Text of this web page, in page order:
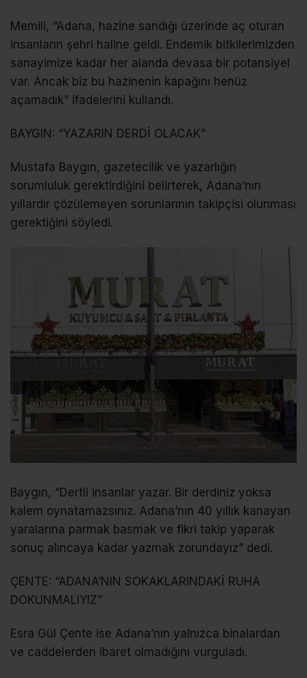
Memili, “Adana, hazine sandığı üzerinde aç oturan
insanların şehri haline geldi. Endemik bitkilerimizden
sanayimize kadar her alanda devasa bir potansiyel
var. Ancak biz bu hazinenin kapağını henüz
açamadık” ifadelerini kullandı.
BAYGIN: “YAZARIN DERDİ OLACAK”
Mustafa Baygın, gazetecilik ve yazarlığın
sorumluluk gerektirdiğini belirterek, Adana’nın
yıllardır çözülemeyen sorunlarının takipçisi olunması
gerektiğini söyledi.
Baygın, “Dertli insanlar yazar. Bir derdiniz yoksa
kalem oynatamazsınız. Adana’nın 40 yıllık kanayan
yaralarına parmak basmak ve fikri takip yaparak
sonuç alıncaya kadar yazmak zorundayız” dedi.
ÇENTE: “ADANA’NIN SOKAKLARINDAKİ RUHA
DOKUNMALIYIZ”
Esra Gül Çente ise Adana’nın yalnızca binalardan
ve caddelerden ibaret olmadığını vurguladı.